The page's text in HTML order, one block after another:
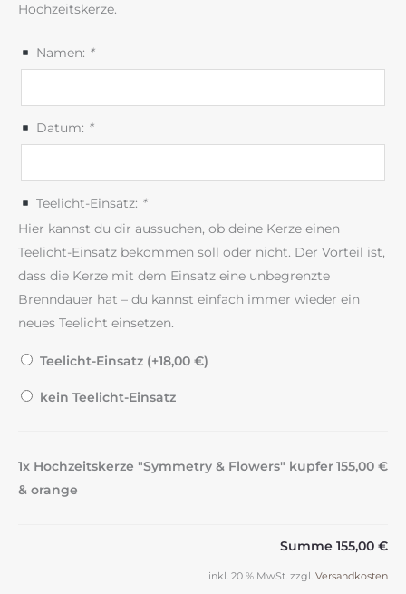
Hochzeitskerze.
Namen: *
Datum: *
Teelicht-Einsatz: *
Hier kannst du dir aussuchen, ob deine Kerze einen
Teelicht-Einsatz bekommen soll oder nicht. Der Vorteil ist,
dass die Kerze mit dem Einsatz eine unbegrenzte
Brenndauer hat – du kannst einfach immer wieder ein
neues Teelicht einsetzen.
Teelicht-Einsatz (+18,00 €)
kein Teelicht-Einsatz
1x Hochzeitskerze "Symmetry & Flowers" kupfer
& orange
155,00 €
Summe 155,00 €
inkl. 20 % MwSt. zzgl. Versandkosten